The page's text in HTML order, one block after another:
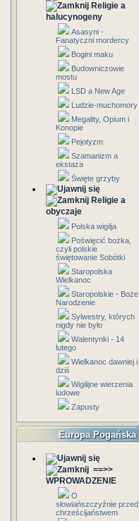
Religie a
halucynogeny
Asasyni -
Fanatyczni mordercy
Bogini maku
Budowniczowie
mostu
LSD a New Age
Ludzie-muchomory
Megality, Opium i
Konopie
Pejotyzm
Szamanizm a
ekstaza
Święte grzyby
Religie a
obyczaje
Polska wigilja
Poświęcić bożka,
czyli polskie
świętowanie Sobótki
Staropolska
Wielkanoc
Staropolskie - Boże
Narodzenie
Sylwestry, których
nigdy nie było
Walentynki - 14
lutego
Wielkanoc dawniej i
dziś
Wigilijne wierzenia
ludowe
Zapusty
Europa Pogańska
==>>
WPROWADZENIE
O
słowiańszczyźnie przed
chrześcijaństwem